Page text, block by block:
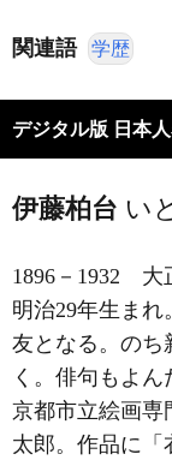
関連語 学歴
デジタル版 日本
伊藤柏台 い
1896－1932 大
明治29年生ま
友となる。のち
く。俳句もよん
京都市立絵画専
太郎。作品に「